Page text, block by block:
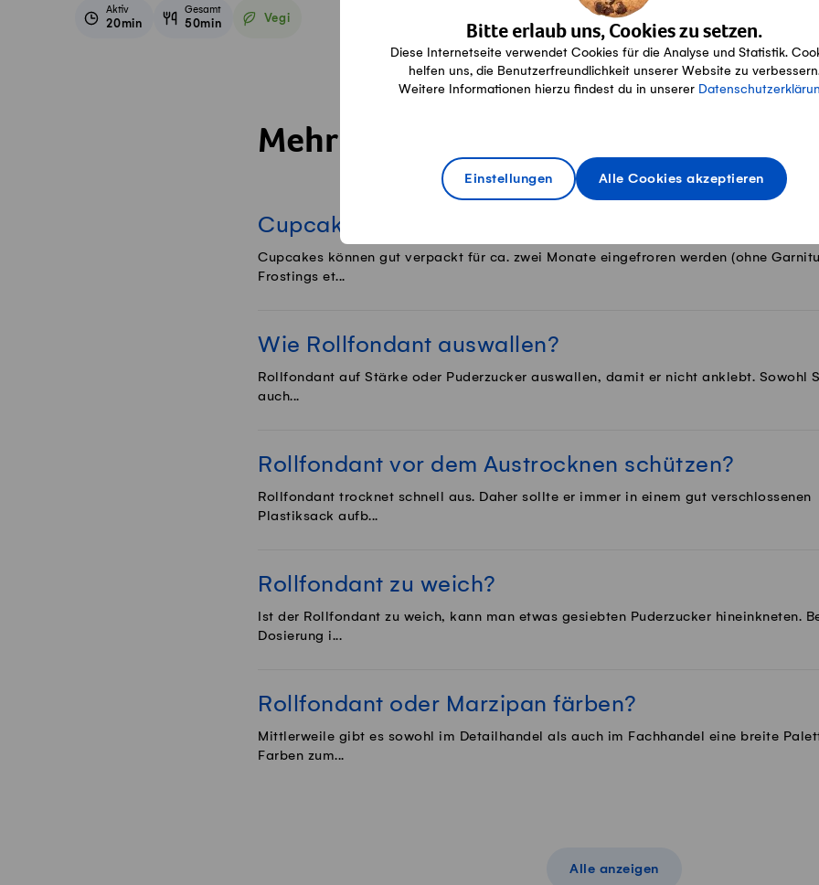
Bitte erlaub uns, Cookies zu setzen.
Diese Internetseite verwendet Cookies für die Analyse und Statistik.
helfen uns, die Benutzerfreundlichkeit unserer Website zu
Weitere Informationen hierzu findest du in unserer
Einstellungen Alle Cookies akzeptieren
Aktiv
20min
Gesamt
50min Vegi
Vegetarisch 40min
Gesamt
1h10min Vegetarisch
Mehr Tricks für alle Fälle
Cupcakes vorbereiten und einfrieren?
Cupcakes können gut verpackt für ca. zwei Monate eingefroren werden (ohne
Frostings et...
Wie Rollfondant auswallen?
Rollfondant auf Stärke oder Puderzucker auswallen, damit er nicht anklebt. Sowohl
auch...
Rollfondant vor dem Austrocknen schützen?
Rollfondant trocknet schnell aus. Daher sollte er immer in einem gut verschlossenen
Plastiksack aufb...
Rollfondant zu weich?
Ist der Rollfondant zu weich, kann man etwas gesiebten Puderzucker hineinkneten.
Dosierung i...
Rollfondant oder Marzipan färben?
Mittlerweile gibt es sowohl im Detailhandel als auch im Fachhandel eine breite
Farben zum...
Alle anzeigen